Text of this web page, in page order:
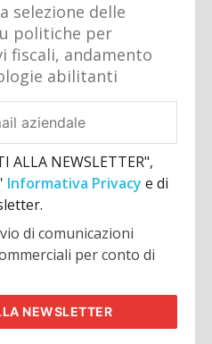
selezione delle
politiche per
fiscali, andamento
abilitanti
ALLA NEWSLETTER",
Informativa Privacye di
di comunicazioni
per conto di
NEWSLETTER